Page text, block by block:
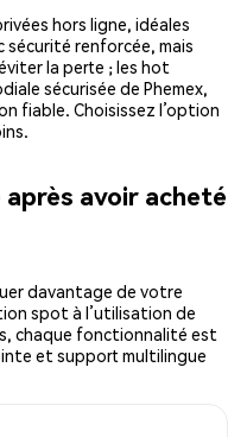
hors ligne, idéales
sécurité renforcée, mais
la perte ; les hot
sécurisée de Phemex,
fiable. Choisissez l’option
avoir acheté
davantage de votre
spot à l’utilisation de
chaque fonctionnalité est
et support multilingue